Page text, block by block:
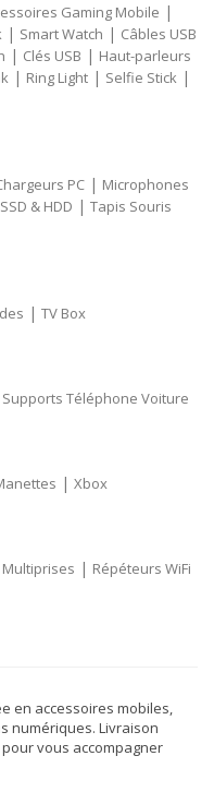
Gaming Mobile |
| Smart Watch | Câbles USB
| Clés USB | Haut-parleurs
| Ring Light | Selfie Stick |
PC | Microphones
SSD & HDD | Tapis Souris
| TV Box
Supports Téléphone Voiture
| Xbox
Multiprises | Répéteurs WiFi
en accessoires mobiles,
numériques. Livraison
vous accompagner